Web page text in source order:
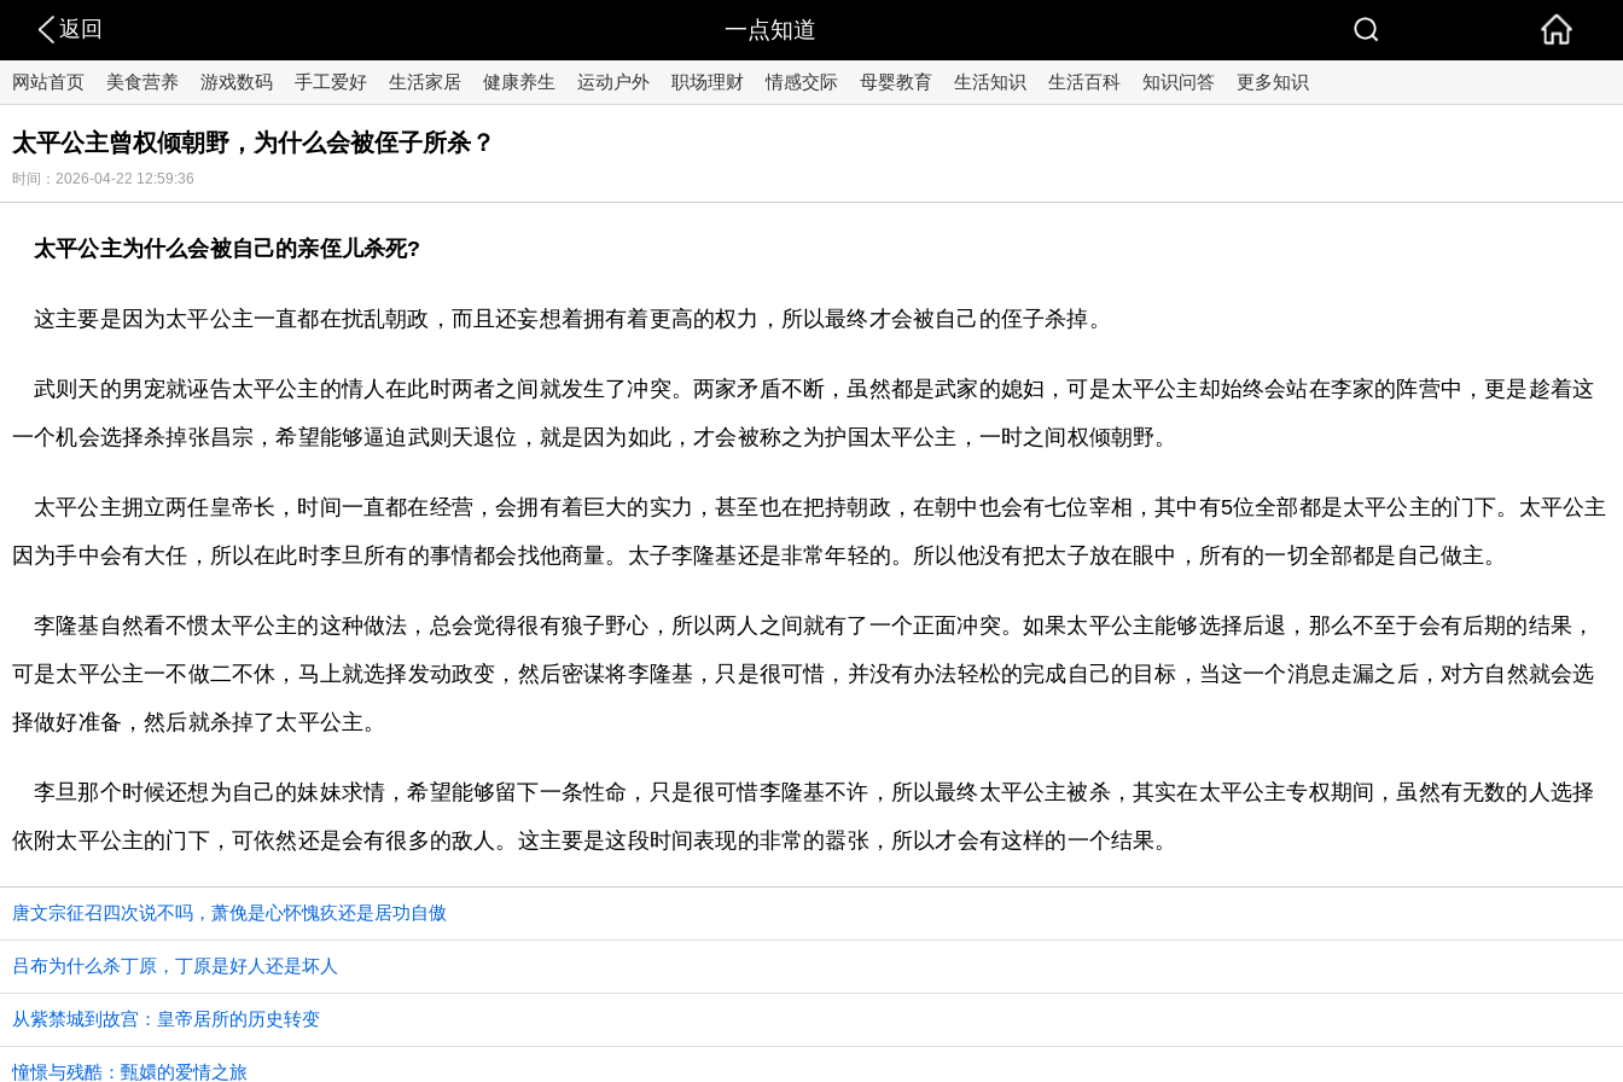
返回 一点知道
网站首页 美食营养 游戏数码 手工爱好 生活家居 健康养生 运动户外 职场理财 情感交际 母婴教育 生活知识 生活百科 知识问答 更多知识
太平公主曾权倾朝野，为什么会被侄子所杀？
时间：2026-04-22 12:59:36
太平公主为什么会被自己的亲侄儿杀死?
这主要是因为太平公主一直都在扰乱朝政，而且还妄想着拥有着更高的权力，所以最终才会被自己的侄子杀掉。
武则天的男宠就诬告太平公主的情人在此时两者之间就发生了冲突。两家矛盾不断，虽然都是武家的媳妇，可是太平公主却始终会站在李家的阵营中，更是趁着这
一个机会选择杀掉张昌宗，希望能够逼迫武则天退位，就是因为如此，才会被称之为护国太平公主，一时之间权倾朝野。
太平公主拥立两任皇帝长，时间一直都在经营，会拥有着巨大的实力，甚至也在把持朝政，在朝中也会有七位宰相，其中有5位全部都是太平公主的门下。太平公主
因为手中会有大任，所以在此时李旦所有的事情都会找他商量。太子李隆基还是非常年轻的。所以他没有把太子放在眼中，所有的一切全部都是自己做主。
李隆基自然看不惯太平公主的这种做法，总会觉得很有狼子野心，所以两人之间就有了一个正面冲突。如果太平公主能够选择后退，那么不至于会有后期的结果，
可是太平公主一不做二不休，马上就选择发动政变，然后密谋将李隆基，只是很可惜，并没有办法轻松的完成自己的目标，当这一个消息走漏之后，对方自然就会选
择做好准备，然后就杀掉了太平公主。
李旦那个时候还想为自己的妹妹求情，希望能够留下一条性命，只是很可惜李隆基不许，所以最终太平公主被杀，其实在太平公主专权期间，虽然有无数的人选择
依附太平公主的门下，可依然还是会有很多的敌人。这主要是这段时间表现的非常的嚣张，所以才会有这样的一个结果。
唐文宗征召四次说不吗，萧俛是心怀愧疚还是居功自傲
吕布为什么杀丁原，丁原是好人还是坏人
从紫禁城到故宫：皇帝居所的历史转变
憧憬与残酷：甄嬛的爱情之旅